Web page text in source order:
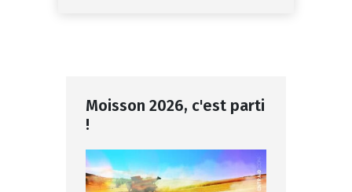
Moisson 2026, c'est parti
!